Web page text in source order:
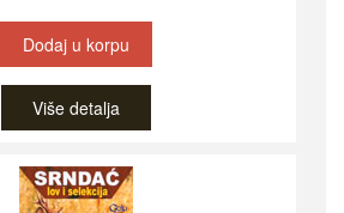
Dodaj u korpu
Više detalja